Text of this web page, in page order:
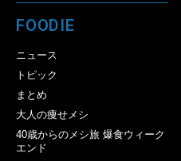
FOODIE
ニュース
トピック
まとめ
大人の痩せメシ
40歳からのメシ旅 爆食ウィーク
エンド